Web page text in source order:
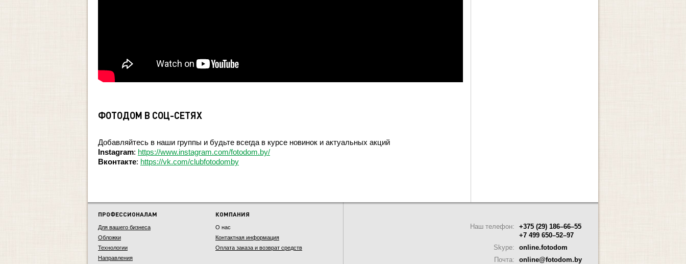
ФОТОДОМ В СОЦ-СЕТЯХ
Добавляйтесь в наши группы и будьте всегда в курсе новинок и актуальных акций
Instagram: https://www.instagram.com/fotodom.by/
Вконтакте: https://vk.com/clubfotodomby
Наш телефон:
+375 (29) 186–66–55
+7 499 650–52–97
Skype:
online.fotodom
Почта:
online@fotodom.by
ПРОФЕССИОНАЛАМ
Для вашего бизнеса
Обложки
Технологии
Направления
КОМПАНИЯ
О нас
Контактная информация
Оплата заказа и возврат средств